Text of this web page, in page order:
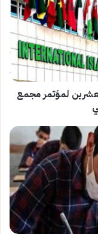
لمؤتمر مجمع